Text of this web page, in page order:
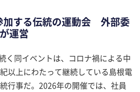
加する伝統の運動会 外部委
運営
く同イベントは、コロナ禍による中
以上にわたって継続している島根電
行事だ。2026年の開催では、社員